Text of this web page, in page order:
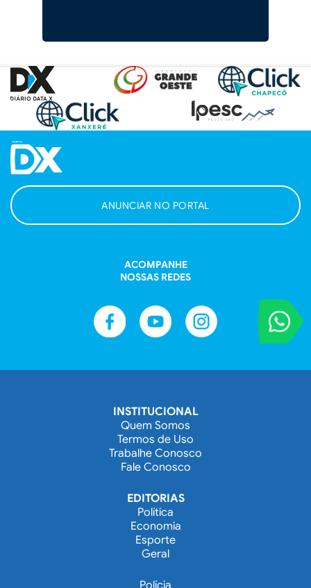
VOCÊ
Entre em
ANUNCIAR NO PORTAL
ACOMPANHE
NOSSAS REDES
INSTITUCIONAL
Quem Somos
Termos de Uso
Trabalhe Conosco
Fale Conosco
EDITORIAS
Política
Economia
Esporte
Geral